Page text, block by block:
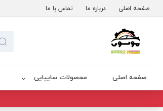
صفحه اصلی درباره ما تماس با ما
صفحه اصلی محصولات سایپایی